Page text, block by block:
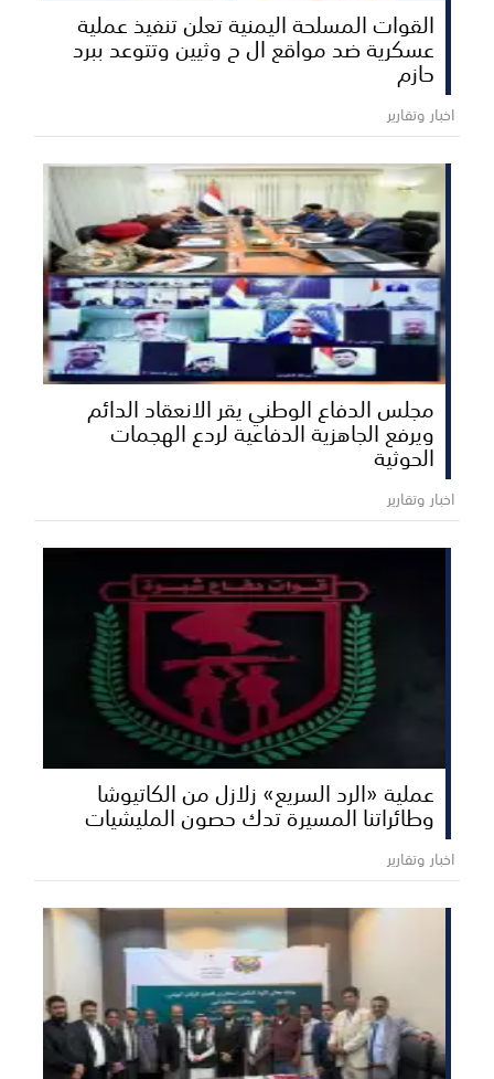
القوات المسلحة اليمنية تعلن تنفيذ عملية
عسكرية ضد مواقع ال ح وثيين وتتوعد ببرد
حازم
اخبار وتقارير
مجلس الدفاع الوطني يقر الانعقاد الدائم
ويرفع الجاهزية الدفاعية لردع الهجمات
الحوثية
اخبار وتقارير
عملية «الرد السريع» زلازل من الكاتيوشا
وطائراتنا المسيرة تدك حصون المليشيات
اخبار وتقارير